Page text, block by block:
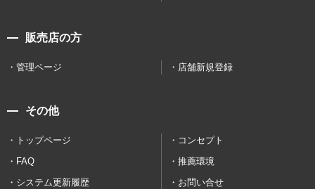
販売店の方
管理ページ 店舗新規登録
その他
トップページ
コンセプト
FAQ
推薦環境
システム更新履歴
お問い合せ